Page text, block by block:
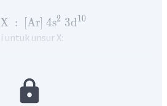
X : [Ar] 4s2 3d10
untuk unsur X:
di periode 4
logam transisi